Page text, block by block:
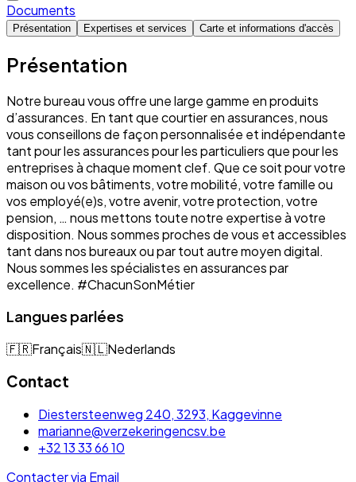
Documents
Présentation Expertises et services Carte et informations d'accès
Présentation
Notre bureau vous offre une large gamme en produits
d’assurances. En tant que courtier en assurances, nous
vous conseillons de façon personnalisée et indépendante
tant pour les assurances pour les particuliers que pour les
entreprises à chaque moment clef. Que ce soit pour votre
maison ou vos bâtiments, votre mobilité, votre famille ou
vos employé(e)s, votre avenir, votre protection, votre
pension, … nous mettons toute notre expertise à votre
disposition. Nous sommes proches de vous et accessibles
tant dans nos bureaux ou par tout autre moyen digital.
Nous sommes les spécialistes en assurances par
excellence. #ChacunSonMétier
Langues parlées
🇫🇷Français🇳🇱Nederlands
Contact
Diestersteenweg 240, 3293, Kaggevinne
marianne@verzekeringencsv.be
+32 13 33 66 10
Contacter via Email